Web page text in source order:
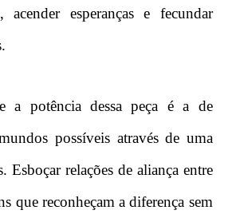
acender esperanças e fecundar
a potência dessa peça é a de
possíveis através de uma
Esboçar relações de aliança entre
que reconheçam a diferença sem